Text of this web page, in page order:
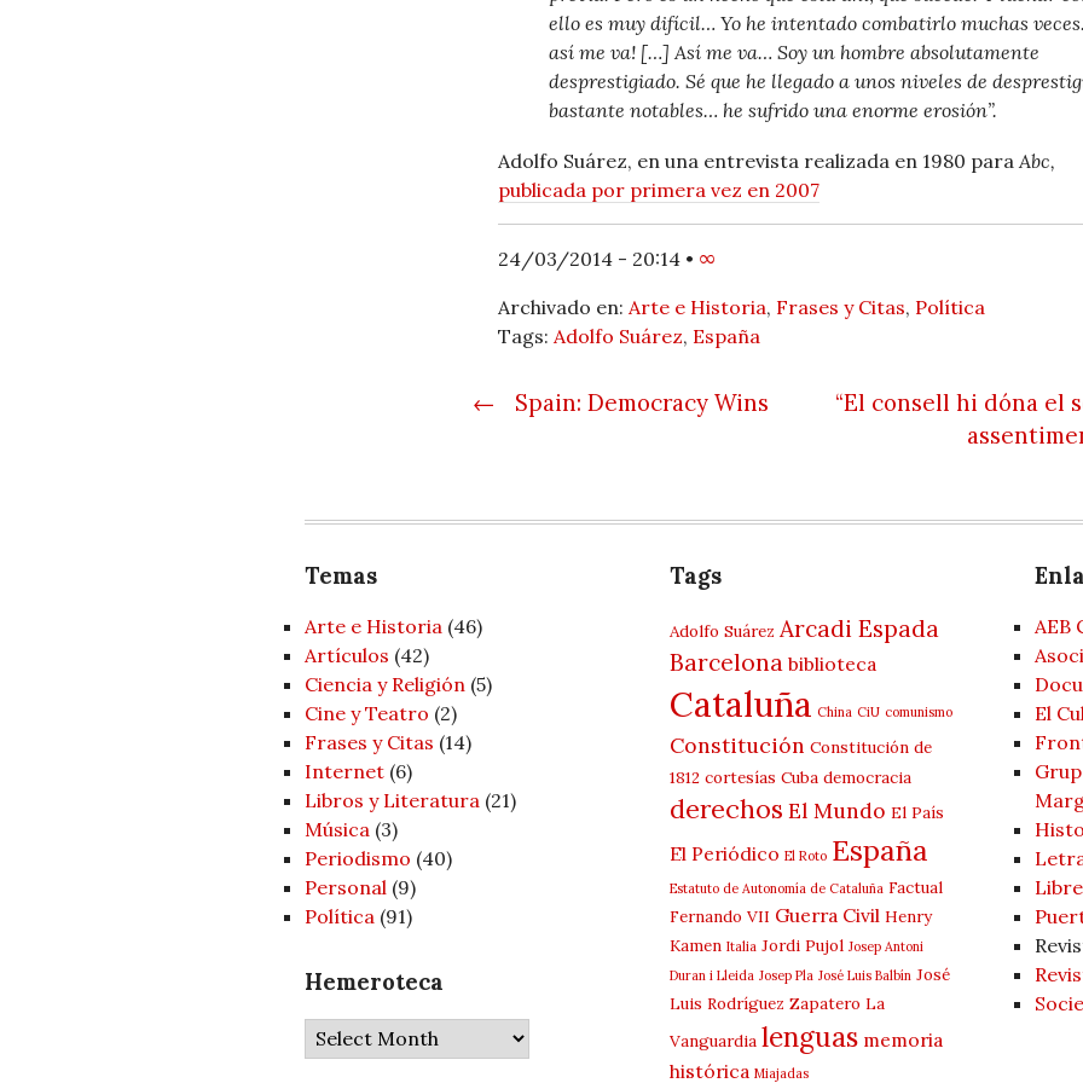
ello es muy difícil… Yo he intentado combatirlo muchas
así me va! […] Así me va… Soy un hombre absolutamente
desprestigiado. Sé que he llegado a unos niveles de
bastante notables… he sufrido una enorme erosión”.
Adolfo Suárez, en una entrevista realizada en 1980 paraAbc,
publicada por primera vez en 2007
24/03/2014 - 20:14 • ∞
Archivado en: Arte e Historia, Frases y Citas, Política
Tags: Adolfo Suárez, España
Post navigation
← Spain: Democracy Wins
“El consell hi dóna el
Temas
Arte e Historia (46)
Artí­culos (42)
Ciencia y Religión (5)
Cine y Teatro (2)
Frases y Citas (14)
Internet (6)
Libros y Literatura (21)
Música (3)
Periodismo (40)
Personal (9)
Política (91)
Hemeroteca
Hemeroteca
Tags
Adolfo Suárez Arcadi Espada
Barcelona biblioteca
Cataluña China CiU comunismo
Constitución Constitución de
1812 cortesías Cuba democracia
derechos El Mundo El País
El Periódico El Roto España
Estatuto de Autonomía de Cataluña Factual
Fernando VII Guerra Civil Henry
Kamen Italia Jordi Pujol Josep Antoni
Duran i Lleida Josep Pla José Luis Balbín José
Luis Rodríguez Zapatero La
Vanguardia lenguas memoria
histórica Miajadas
AEB
El